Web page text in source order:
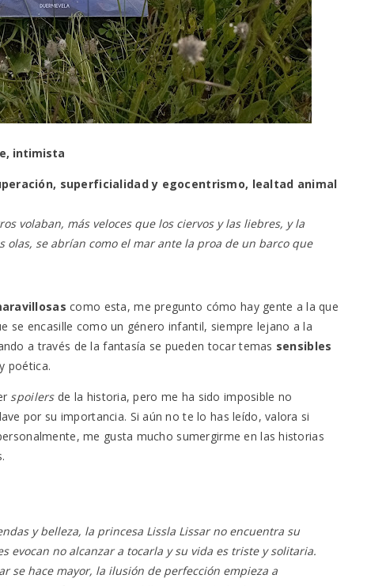
intimista
superficialidad y egocentrismo, lealtad animal
volaban, más veloces que los ciervos y las liebres, y la
olas, se abrían como el mar ante la proa de un barco que
como esta, me pregunto cómo hay gente a la que
se encasille como un género infantil, siempre lejano a la
a través de la fantasía se pueden tocar temas sensibles
poética.
spoilersde la historia, pero me ha sido imposible no
por su importancia. Si aún no te lo has leído, valora si
me gusta mucho sumergirme en las historias
y belleza, la princesa Lissla Lissar no encuentra su
evocan no alcanzar a tocarla y su vida es triste y solitaria.
se hace mayor, la ilusión de perfección empieza a